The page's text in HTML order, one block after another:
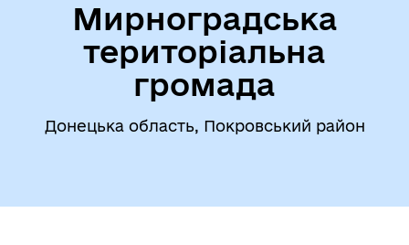
Мирноградська
територіальна
громада
Донецька область, Покровський район